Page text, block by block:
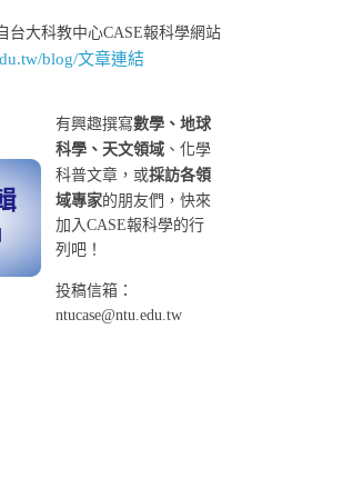
台大科教中心CASE報科學網站
blog/文章連結
有興趣撰寫數學、地球
科學、天文領域 、化學
科普文章，或採訪各領
域專家的朋友們，快來
加入CASE報科學的行
列吧！
投稿信箱：
ntucase@ntu.edu.tw